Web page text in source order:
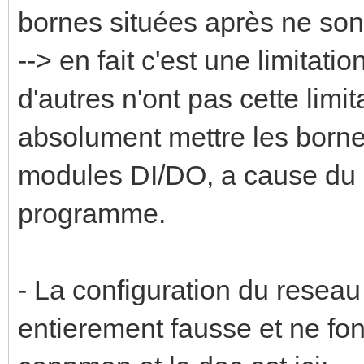
bornes situées après ne
--> en fait c'est une
d'autres n'ont pas cette
absolument mettre les
modules DI/DO, a cause
programme.
- La configuration du
entierement fausse et ne